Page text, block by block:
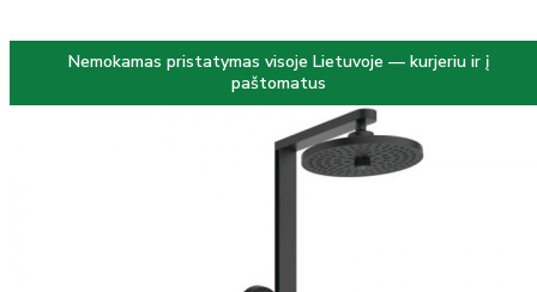
Nemokamas pristatymas visoje Lietuvoje — kurjeriu ir į
paštomatus